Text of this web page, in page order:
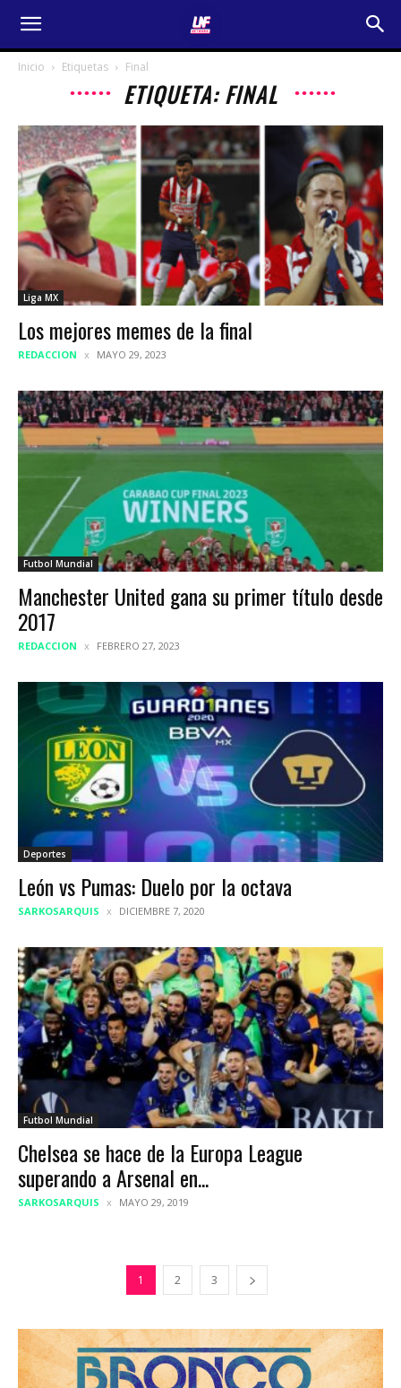
Inicio Etiquetas Final
ETIQUETA: FINAL
Liga MX
Los mejores memes de la final
REDACCION MAYO 29, 2023
Futbol Mundial
Manchester United gana su primer título desde
2017
REDACCION FEBRERO 27, 2023
Deportes
León vs Pumas: Duelo por la octava
SARKOSARQUIS DICIEMBRE 7, 2020
Futbol Mundial
Chelsea se hace de la Europa League
superando a Arsenal en...
SARKOSARQUIS MAYO 29, 2019
1 2 3